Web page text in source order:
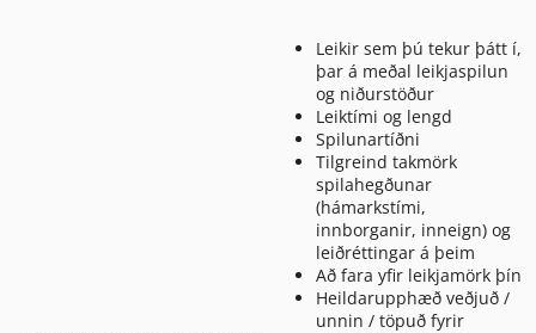
Leikir sem þú tekur þátt í,
þar á meðal leikjaspilun
og niðurstöður
Leiktími og lengd
Spilunartíðni
Tilgreind takmörk
spilahegðunar
(hámarkstími,
innborganir, inneign) og
leiðréttingar á þeim
Að fara yfir leikjamörk þín
Heildarupphæð veðjuð /
unnin / töpuð fyrir